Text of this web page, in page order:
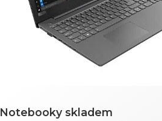
Notebooky skladem